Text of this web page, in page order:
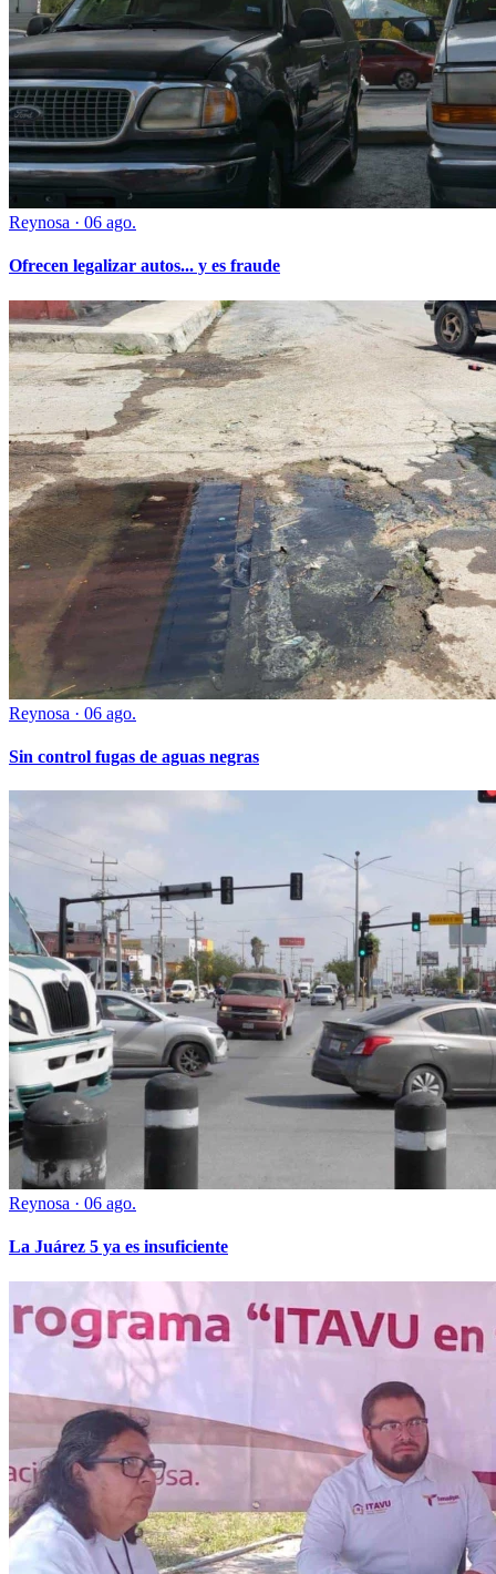
Reynosa · 06 ago.
Ofrecen legalizar autos... y es fraude
Reynosa · 06 ago.
Sin control fugas de aguas negras
Reynosa · 06 ago.
La Juárez 5 ya es insuficiente